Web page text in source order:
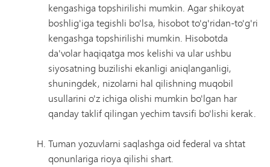
kengashiga topshirilishi mumkin. Agar shikoyat
boshlig'iga tegishli bo'lsa, hisobot to'g'ridan-to'g'ri
kengashga topshirilishi mumkin. Hisobotda
da'volar haqiqatga mos kelishi va ular ushbu
siyosatning buzilishi ekanligi aniqlanganligi,
shuningdek, nizolarni hal qilishning muqobil
usullarini o'z ichiga olishi mumkin bo'lgan har
qanday taklif qilingan yechim tavsifi bo'lishi kerak.
Tuman yozuvlarni saqlashga oid federal va shtat
qonunlariga rioya qilishi shart.